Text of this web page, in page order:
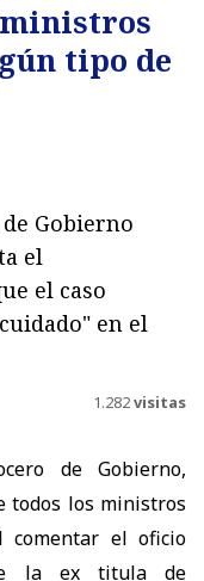
tipo de
Gobierno
el
el caso
en el
1.282visitas
de Gobierno,
todos los ministros
comentar el oficio
la ex titula de